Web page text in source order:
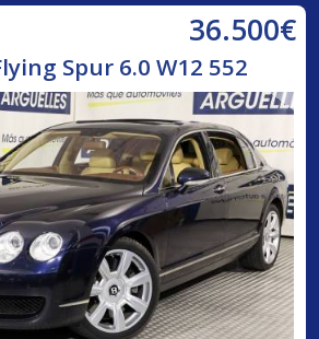
36.500€
Spur 6.0 W12 552